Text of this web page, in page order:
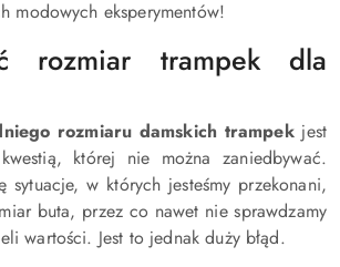
modowych eksperymentów!
rozmiar trampek dla
rozmiaru damskich trampekjest
której nie można zaniedbywać.
sytuacje, w których jesteśmy przekonani,
buta, przez co nawet nie sprawdzamy
wartości. Jest to jednak duży błąd.